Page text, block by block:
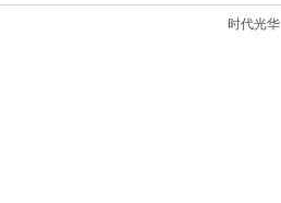
时代光华